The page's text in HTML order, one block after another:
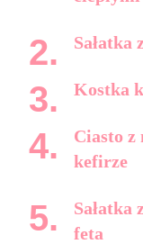
Kostka
Ciasto
kefirze
Sałatka
feta